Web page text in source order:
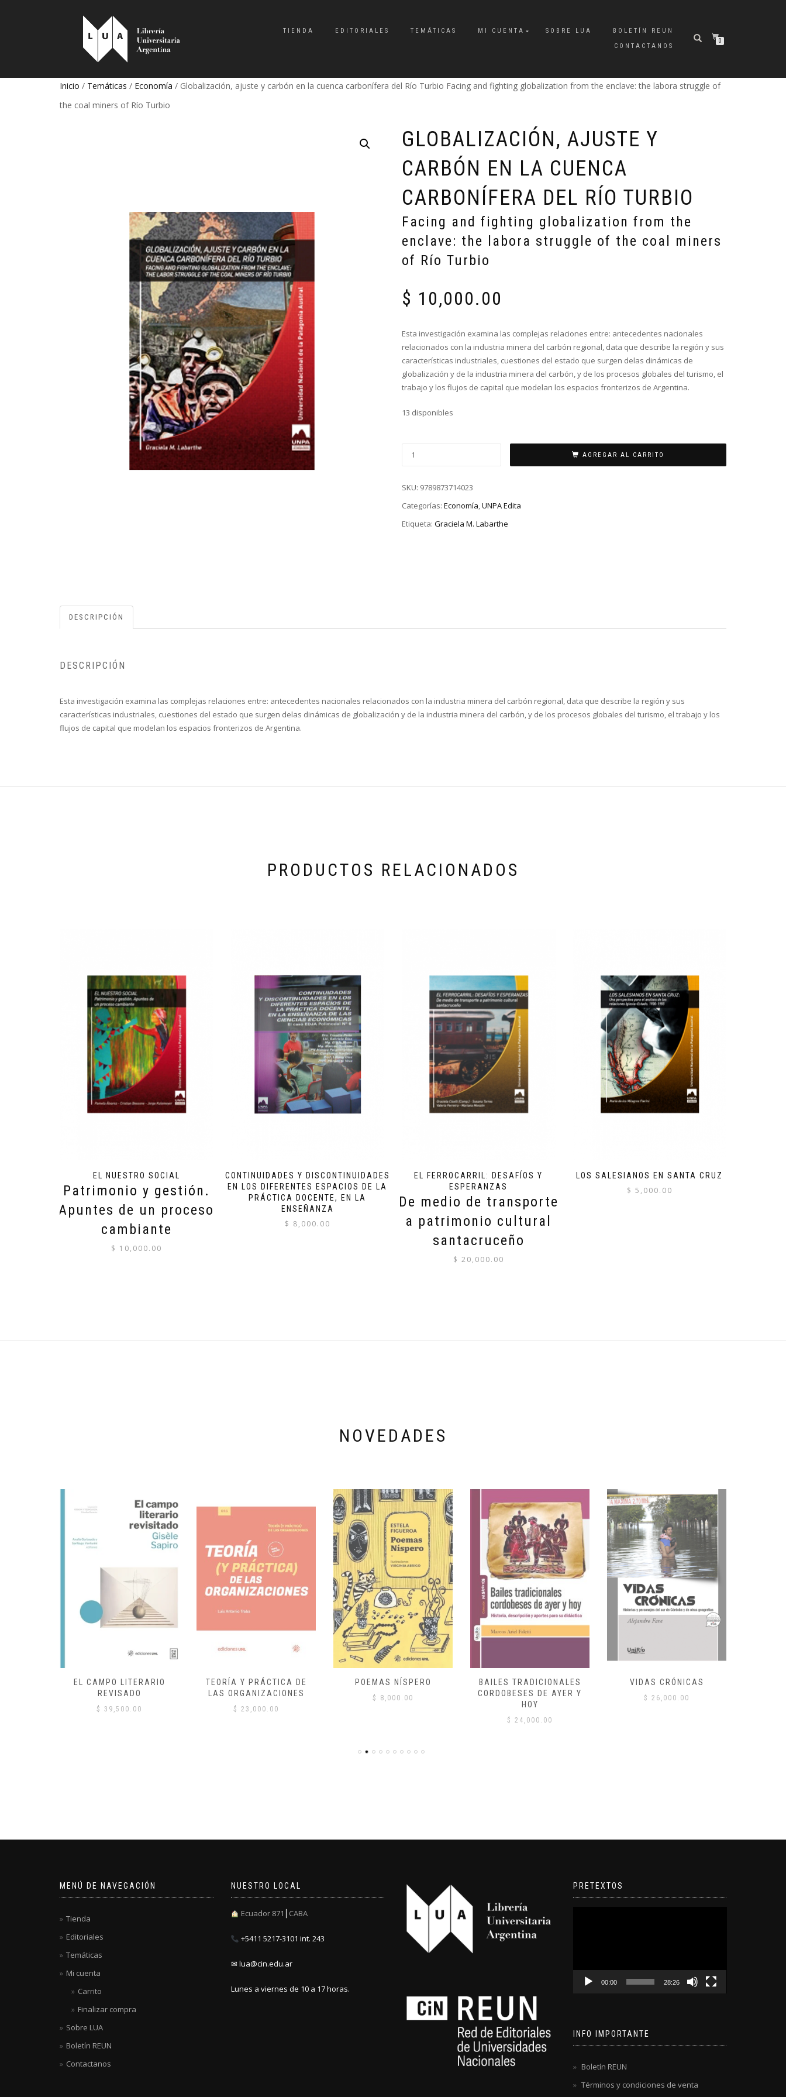
TIENDA EDITORIALES TEMÁTICAS MI CUENTA SOBRE LUA
BOLETÍN REUN
CONTACTANOS
0
Inicio / Temáticas / Economía / Globalización, ajuste y carbón en la cuenca carbonífera del Río Turbio Facing and fighting globalization from the enclave: the labora struggle of
the coal miners of Río Turbio
GLOBALIZACIÓN, AJUSTE Y
CARBÓN EN LA CUENCA
CARBONÍFERA DEL RÍO TURBIO
Facing and fighting globalization from the
enclave: the labora struggle of the coal miners
of Río Turbio
$ 10,000.00
Esta investigación examina las complejas relaciones entre: antecedentes nacionales
relacionados con la industria minera del carbón regional, data que describe la región y sus
características industriales, cuestiones del estado que surgen delas dinámicas de
globalización y de la industria minera del carbón, y de los procesos globales del turismo, el
trabajo y los flujos de capital que modelan los espacios fronterizos de Argentina.
13 disponibles
AGREGAR AL CARRITO
SKU: 9789873714023
Categorías: Economía,UNPA Edita
Etiqueta: Graciela M. Labarthe
DESCRIPCIÓN
DESCRIPCIÓN
Esta investigación examina las complejas relaciones entre: antecedentes nacionales relacionados con la industria minera del carbón regional, data que describe la región y sus
características industriales, cuestiones del estado que surgen delas dinámicas de globalización y de la industria minera del carbón, y de los procesos globales del turismo, el trabajo y los
flujos de capital que modelan los espacios fronterizos de Argentina.
PRODUCTOS RELACIONADOS
EL NUESTRO SOCIAL
Patrimonio y gestión.
Apuntes de un proceso
cambiante
$ 10,000.00
CONTINUIDADES Y DISCONTINUIDADES
EN LOS DIFERENTES ESPACIOS DE LA
PRÁCTICA DOCENTE, EN LA
ENSEÑANZA
$ 8,000.00
EL FERROCARRIL: DESAFÍOS Y
ESPERANZAS
De medio de transporte
a patrimonio cultural
santacruceño
$ 20,000.00
LOS SALESIANOS EN SANTA CRUZ
$ 5,000.00
NOVEDADES
EL CAMPO LITERARIO
REVISADO
$ 39,500.00
TEORÍA Y PRÁCTICA DE
LAS ORGANIZACIONES
$ 23,000.00
POEMAS NÍSPERO
$ 8,000.00
BAILES TRADICIONALES
CORDOBESES DE AYER Y
HOY
$ 24,000.00
VIDAS CRÓNICAS
$ 26,000.00
MENÚ DE NAVEGACIÓN
Tienda
Editoriales
Temáticas
Mi cuenta
Carrito
Finalizar compra
Sobre LUA
Boletín REUN
Contactanos
NUESTRO LOCAL
Ecuador 871┃CABA
+5411 5217-3101 int. 243
✉ lua@cin.edu.ar
Lunes a viernes de 10 a 17 horas.
PRETEXTOS
00:00 28:26
INFO IMPORTANTE
Boletín REUN
Términos y condiciones de venta